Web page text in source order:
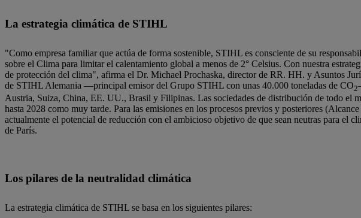
La estrategia climática de STIHL
"Como empresa familiar que actúa de forma sostenible, STIHL es consciente de su
sobre el Clima para limitar el calentamiento global a menos de 2° Celsius. Con nuestra
de protección del clima", afirma el Dr. Michael Prochaska, director de RR. HH. y Asuntos
de STIHL Alemania —principal emisor del Grupo STIHL con unas 40.000 toneladas de CO2
Austria, Suiza, China, EE. UU., Brasil y Filipinas. Las sociedades de distribución de todo el
hasta 2028 como muy tarde. Para las emisiones en los procesos previos y posteriores
actualmente el potencial de reducción con el ambicioso objetivo de que sean neutras para el
de París.
Los pilares de la neutralidad climática
La estrategia climática de STIHL se basa en los siguientes pilares: